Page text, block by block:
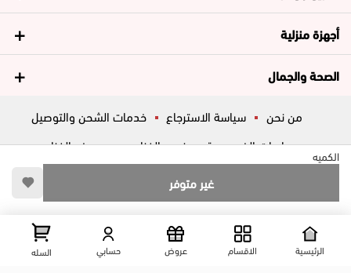
الكميه
غير متوفر
أجهزة منزلية
الصحة والجمال
من نحن سياسة الاسترجاع
خدمات الشحن والتوصيل
سياسات الخصوصية
فروع الغزاوي
عروض الغزاوي
شارع المكاتب, الزقازيق , الشرقية, مصر عرض علي الخريطه
الرئيسية الاقسام عروض حسابي السله